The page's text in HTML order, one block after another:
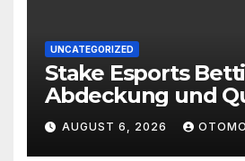
UNCATEGORIZED
Stake Esports
Abdeckung und
AUGUST 6, 2026